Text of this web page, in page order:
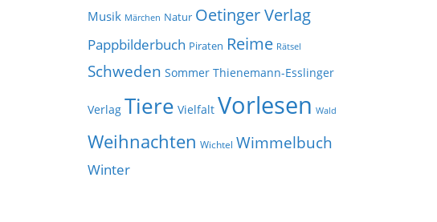
Musik Märchen Natur Oetinger Verlag
Pappbilderbuch Piraten Reime Rätsel
Schweden Sommer Thienemann-Esslinger
Verlag Tiere Vielfalt Vorlesen Wald
Weihnachten Wichtel Wimmelbuch
Winter